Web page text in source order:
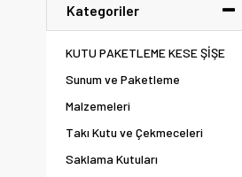
Kategoriler
KUTU PAKETLEME KESE ŞİŞE
Sunum ve Paketleme
Malzemeleri
Takı Kutu ve Çekmeceleri
Saklama Kutuları